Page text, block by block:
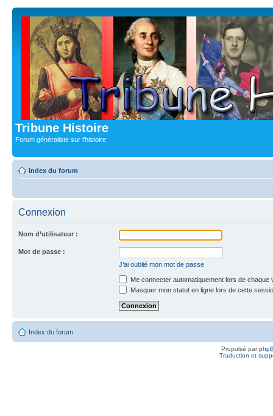
Tribune Histoire
Forum généraliste sur l'histoire
Index du forum
Connexion
Nom d’utilisateur :
Mot de passe :
J’ai oublié mon mot de passe
Me connecter automatiquement lors de chaque
Masquer mon statut en ligne lors de cette
Index du forum
Propulsé par
Traduction et